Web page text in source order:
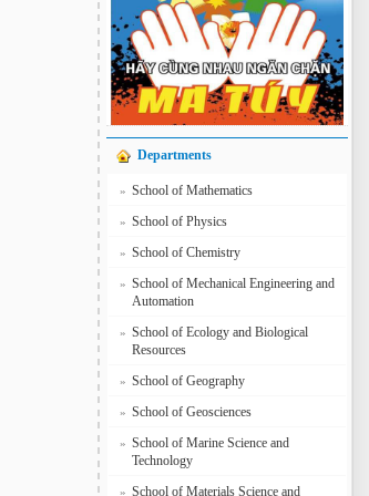
Departments
» School of Mathematics
» School of Physics
» School of Chemistry
» School of Mechanical Engineering and
Automation
» School of Ecology and Biological
Resources
» School of Geography
» School of Geosciences
» School of Marine Science and
Technology
» School of Materials Science and